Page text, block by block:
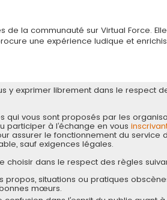
la communauté sur Virtual Force.
une expérience ludique et
y exprimer librement dans le respect
qui vous sont proposés par les
participer à l’échange en vous
assurer le fonctionnement du service
sauf exigences légales.
choisir dans le respect des règles
propos, situations ou pratiques
mœurs.